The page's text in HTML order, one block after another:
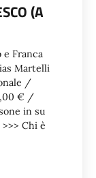
(A
e Franca
Martelli
/
€ /
in su
Chi è